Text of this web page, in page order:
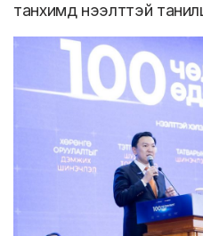
танхимд нээлттэй